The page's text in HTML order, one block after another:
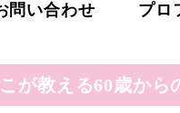
問い合わせ プロ
教える60歳か